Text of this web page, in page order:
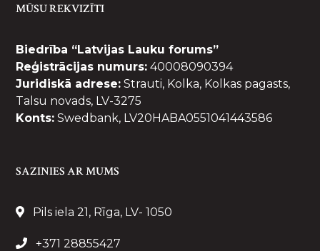
MŪSU REKVIZĪTI
Biedrība “Latvijas Lauku forums”
Reģistrācijas numurs: 40008090394
Juridiskā adrese: Strauti, Kolka, Kolkas pagasts,
Talsu novads, LV-3275
Konts: Swedbank, LV20HABA0551041443586
SAZINIES AR MUMS
Pils iela 21, Rīga, LV- 1050
+371 28855427